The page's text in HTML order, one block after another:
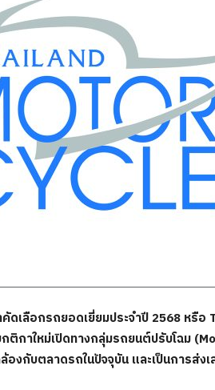
ดเลือกรถยอดเยี่ยมประจำปี 2568 หรือ
ติกาใหม่เปิดทางกลุ่มรถยนต์ปรับโฉม
องกับตลาดรถในปัจจุบัน และเป็นการส่